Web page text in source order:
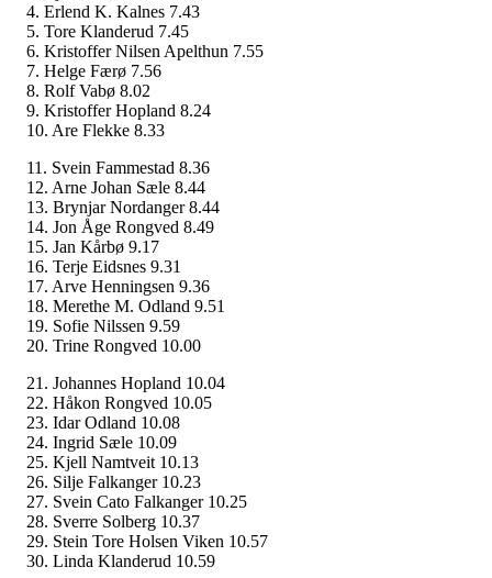
4. Erlend K. Kalnes 7.43
5. Tore Klanderud 7.45
6. Kristoffer Nilsen Apelthun 7.55
7. Helge Færø 7.56
8. Rolf Vabø 8.02
9. Kristoffer Hopland 8.24
10. Are Flekke 8.33
11. Svein Fammestad 8.36
12. Arne Johan Sæle 8.44
13. Brynjar Nordanger 8.44
14. Jon Åge Rongved 8.49
15. Jan Kårbø 9.17
16. Terje Eidsnes 9.31
17. Arve Henningsen 9.36
18. Merethe M. Odland 9.51
19. Sofie Nilssen 9.59
20. Trine Rongved 10.00
21. Johannes Hopland 10.04
22. Håkon Rongved 10.05
23. Idar Odland 10.08
24. Ingrid Sæle 10.09
25. Kjell Namtveit 10.13
26. Silje Falkanger 10.23
27. Svein Cato Falkanger 10.25
28. Sverre Solberg 10.37
29. Stein Tore Holsen Viken 10.57
30. Linda Klanderud 10.59